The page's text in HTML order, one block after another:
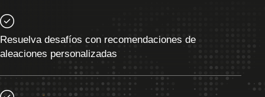
Resuelva desafíos con recomendaciones de
aleaciones personalizadas